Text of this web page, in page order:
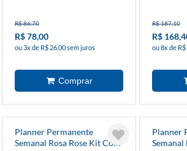
R$ 86,70
R$ 78,00
ou 3x de R$ 26,00 sem juros
R$ 187,10
R$
ou 8x de
Planner Permanente
Semanal Rosa Rose Kit Com
Planner